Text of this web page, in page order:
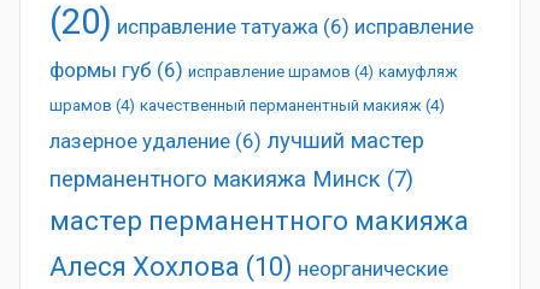
(20) исправление татуажа (6) исправление
формы губ (6) исправление шрамов (4) камуфляж
шрамов (4) качественный перманентный макияж (4)
лазерное удаление (6) лучший мастер
перманентного макияжа Минск (7)
мастер перманентного макияжа
Алеся Хохлова (10) неорганические